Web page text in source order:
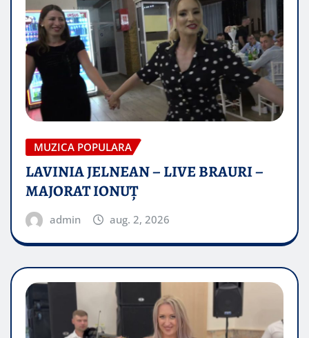
MUZICA POPULARA
LAVINIA JELNEAN – LIVE BRAURI –
MAJORAT IONUŢ
admin aug. 2, 2026